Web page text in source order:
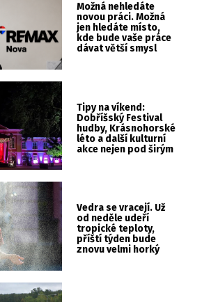
Možná nehledáte
novou práci. Možná
jen hledáte místo,
kde bude vaše práce
dávat větší smysl
Tipy na víkend:
Dobříšský Festival
hudby, Krásnohorské
léto a další kulturní
akce nejen pod širým
Vedra se vracejí. Už
od neděle udeří
tropické teploty,
příští týden bude
znovu velmi horký